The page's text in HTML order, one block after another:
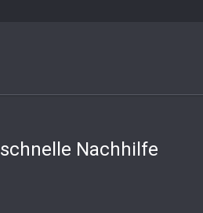
schnelle Nachhilfe